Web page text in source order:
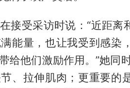
接受采访时说：“近距离
能量，也让我受到感染
给他们激励作用。”她同
、拉伸肌肉；更重要的